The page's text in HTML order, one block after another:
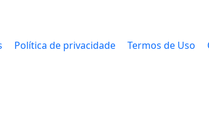
Política de privacidade Termos de Uso